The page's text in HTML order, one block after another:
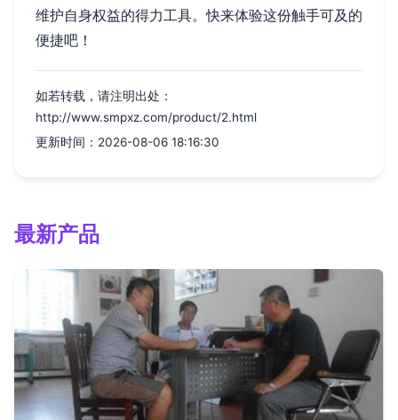
维护自身权益的得力工具。快来体验这份触手可及的
便捷吧！
如若转载，请注明出处：
http://www.smpxz.com/product/2.html
更新时间：2026-08-06 18:16:30
最新产品